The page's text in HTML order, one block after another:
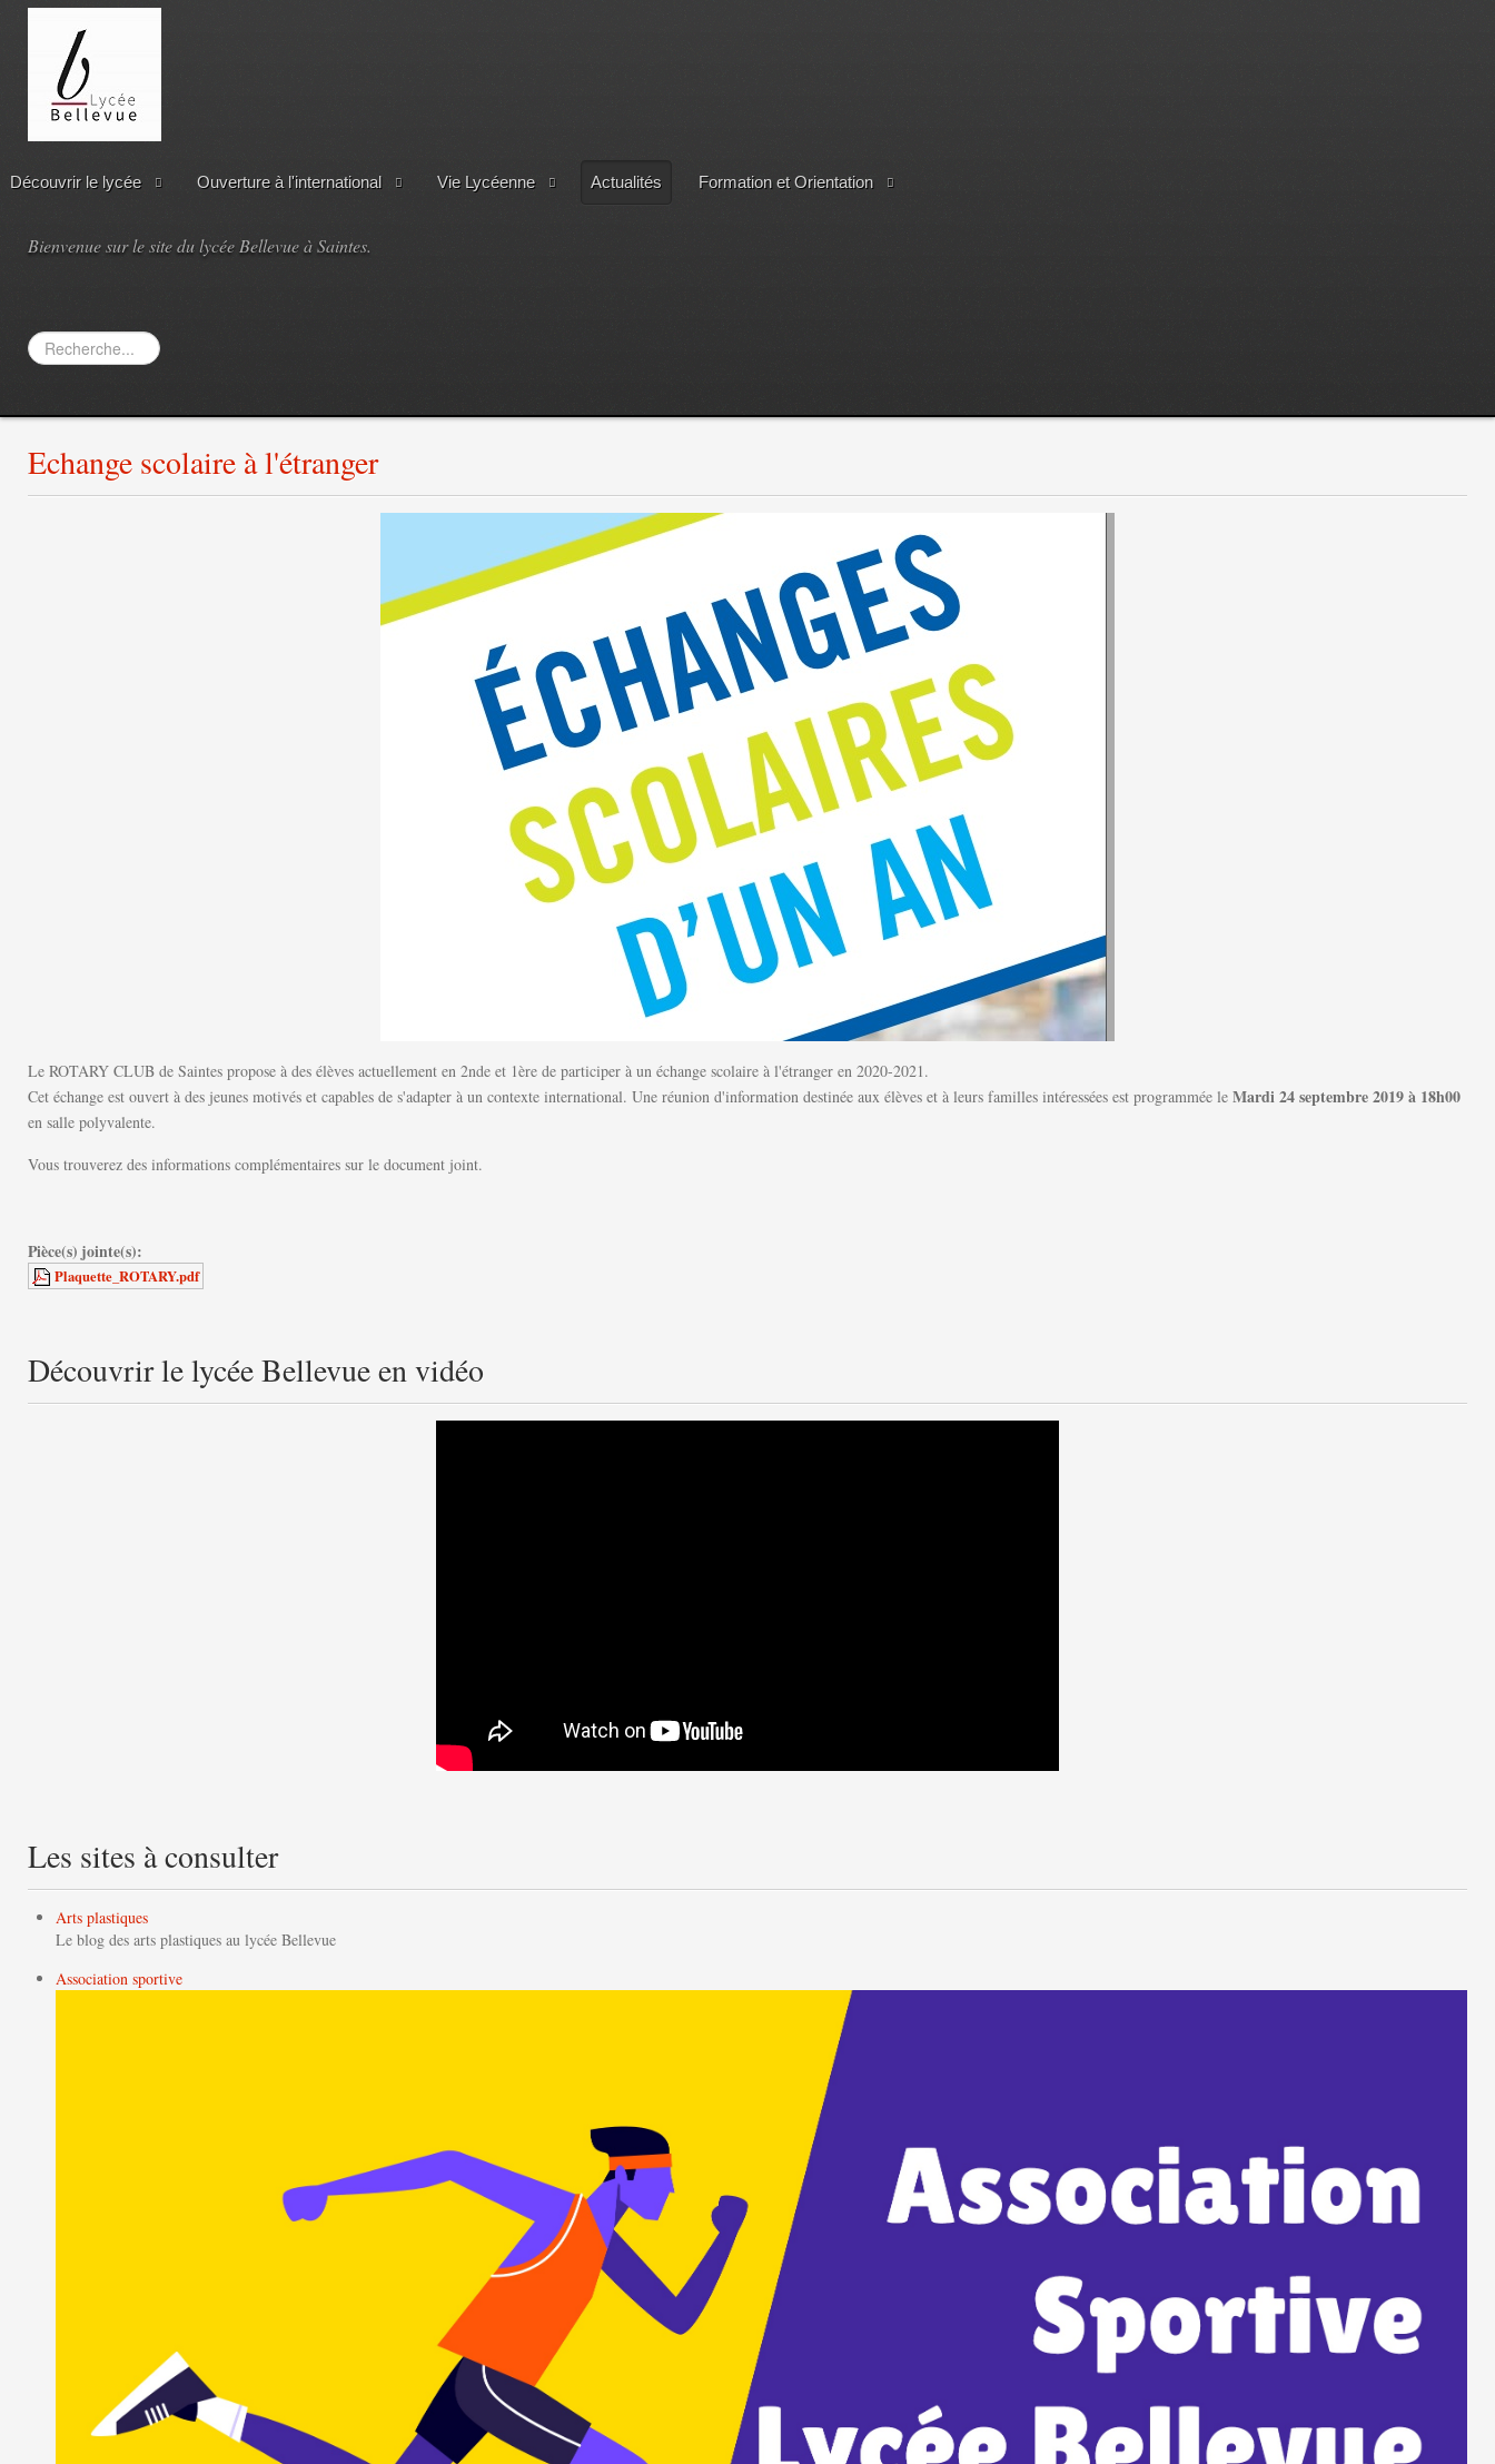
Découvrir le lycée Ouverture à l'international Vie Lycéenne Actualités Formation et Orientation
Bienvenue sur le site du lycée Bellevue à Saintes.
Rechercher
Echange scolaire à l'étranger
Le ROTARY CLUB de Saintes propose à des élèves actuellement en 2nde et 1ère de participer à un échange scolaire à l'étranger en 2020-2021.
Cet échange est ouvert à des jeunes motivés et capables de s'adapter à un contexte international. Une réunion d'information destinée aux élèves et à leurs familles intéressées est programmée le Mardi 24 septembre 2019 à 18h00
en salle polyvalente.
Vous trouverez des informations complémentaires sur le document joint.
Pièce(s) jointe(s):
Plaquette_ROTARY.pdf
Découvrir le lycée Bellevue en vidéo
Les sites à consulter
Arts plastiques
Le blog des arts plastiques au lycée Bellevue
Association sportive